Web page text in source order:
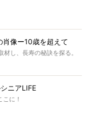
肖像ー10歳を超えて
し、長寿の秘訣を探る。
ニアLIFE
に！